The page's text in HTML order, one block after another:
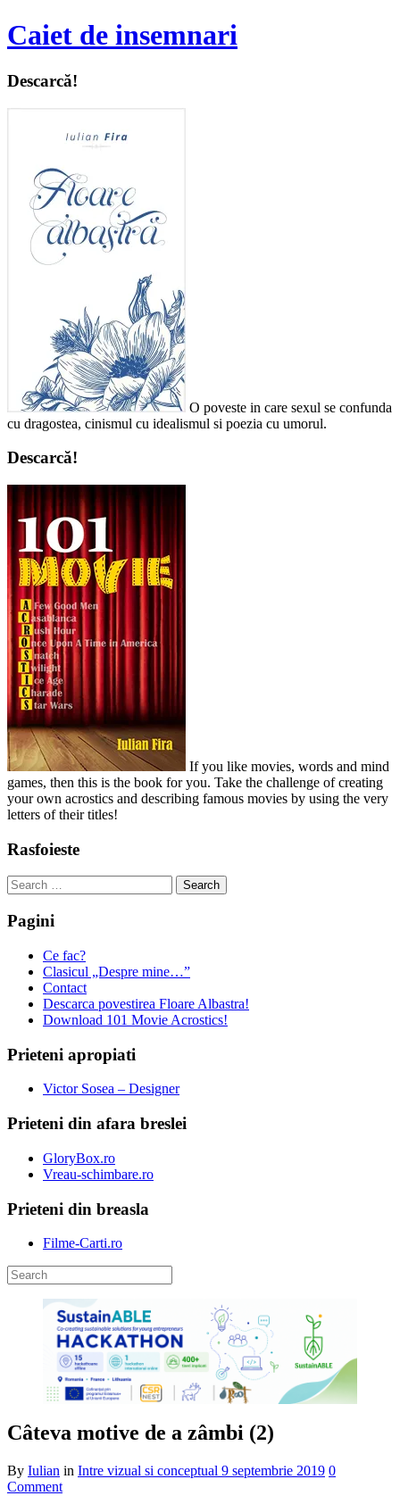
Caiet de insemnari
Descarcă!
O poveste in care sexul se confunda
cu dragostea, cinismul cu idealismul si poezia cu umorul.
Descarcă!
If you like movies, words and mind
games, then this is the book for you. Take the challenge of creating
your own acrostics and describing famous movies by using the very
letters of their titles!
Rasfoieste
Search
for:
Pagini
Ce fac?
Clasicul „Despre mine…”
Contact
Descarca povestirea Floare Albastra!
Download 101 Movie Acrostics!
Prieteni apropiati
Victor Sosea – Designer
Prieteni din afara breslei
GloryBox.ro
Vreau-schimbare.ro
Prieteni din breasla
Filme-Carti.ro
Câteva motive de a zâmbi (2)
By Iulian in Intre vizual si conceptual 9 septembrie 2019 0
Comment